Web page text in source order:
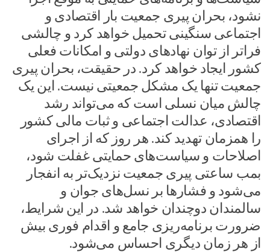
نشود، بحران پیری جمعیت بار اقتصادی و
اجتماعی سنگینی تحمیل خواهد کرد و چالشی
فراتر از توان نهادهای دولتی و امکانات فعلی
کشور ایجاد خواهد کرد. در حقیقت، بحران پیری
جمعیت تنها یک مشکل جمعیتی نیست. این یک
چالش میان نسلی است که می‌تواند رشد
اقتصادی، عدالت اجتماعی و ثبات مالی کشور
را همزمان تهدید کند. هر روز که از اجرای
اصلاحات و سیاست‌های حمایتی غفلت شود،
بمب ساعتی پیری جمعیت نزدیک‌تر به انفجار
می‌شود و فشارها بر نسل‌های جوان و
سالمندان دوچندان خواهد شد. در این شرایط،
ضرورت برنامه‌ریزی جامع و اقدام فوری بیش
از هر زمان دیگری احساس می‌شود.